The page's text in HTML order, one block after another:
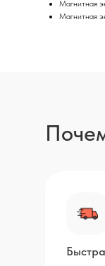
Магнитная
Магнитная